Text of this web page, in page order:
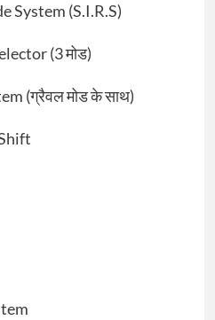
System (S.I.R.S)
(3 मोड)
(ग्रैवल मोड के साथ)